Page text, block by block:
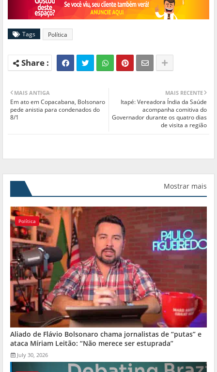
Tags Política
MAIS RECENTE
Itapé: Vereadora Índia da Saúde
acompanha comitiva do
Governador durante os quatro dias
de visita a região
MAIS ANTIGA
Em ato em Copacabana, Bolsonaro
pede anistia para condenados do
8/1
Mostrar mais
Política
Aliado de Flávio Bolsonaro chama jornalistas de “putas” e
ataca Míriam Leitão: “Não merece ser estuprada”
July 30, 2026